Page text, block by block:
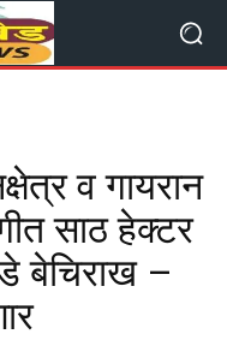
व गायरान
साठ हेक्टर
बेचिराख –